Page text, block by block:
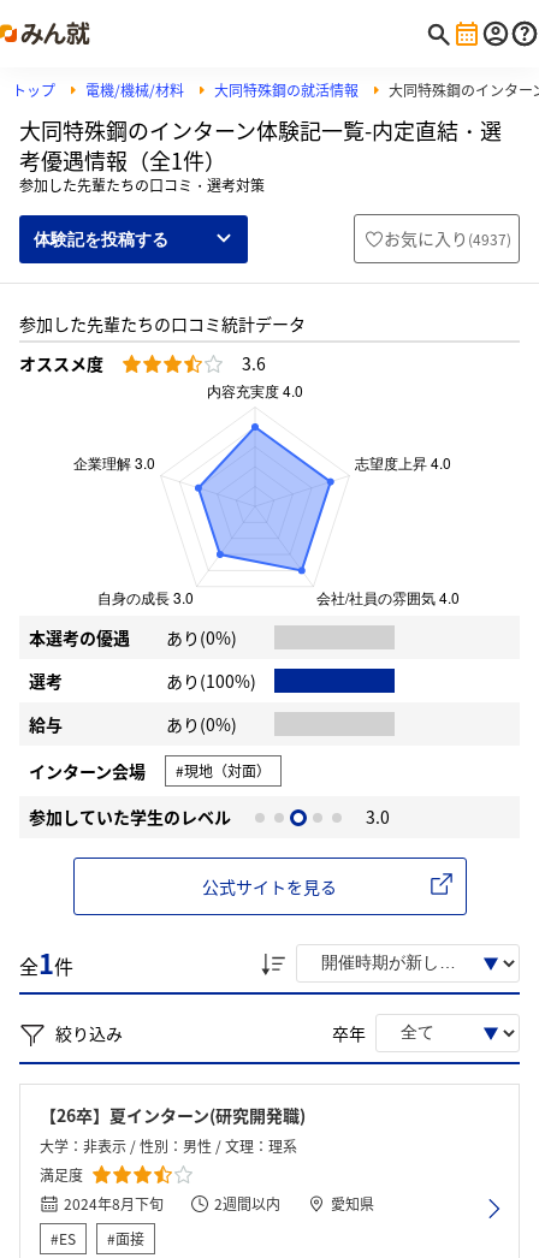
トップ 電機/機械/材料 大同特殊鋼の就活情報 大同特殊鋼のインター
大同特殊鋼のインターン体験記一覧-内定直結・選
考優遇情報（全1件）
参加した先輩たちの口コミ・選考対策
体験記を投稿する お気に入り (4937)
参加した先輩たちの口コミ統計データ
オススメ度
3.6
本選考の優遇
あり(0%)
選考
あり(100%)
給与
あり(0%)
インターン会場
#現地（対面）
参加していた学生のレベル 3.0
公式サイトを見る
全1件
絞り込み 卒年
【26卒】夏インターン(研究開発職)
大学：非表示 / 性別：男性 / 文理：理系
満足度
2024年8月下旬
2週間以内
愛知県
#ES
#面接